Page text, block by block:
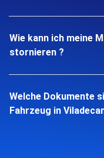
Wie kann ich meine
stornieren ?
Welche Dokumente
Fahrzeug in